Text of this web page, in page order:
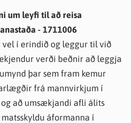
um leyfi til að reisa
- 1711006
vel í erindið og leggur til við
verði beðnir að leggja
þar sem fram kemur
frá mannvirkjum í
að umsækjandi afli álits
áformanna í